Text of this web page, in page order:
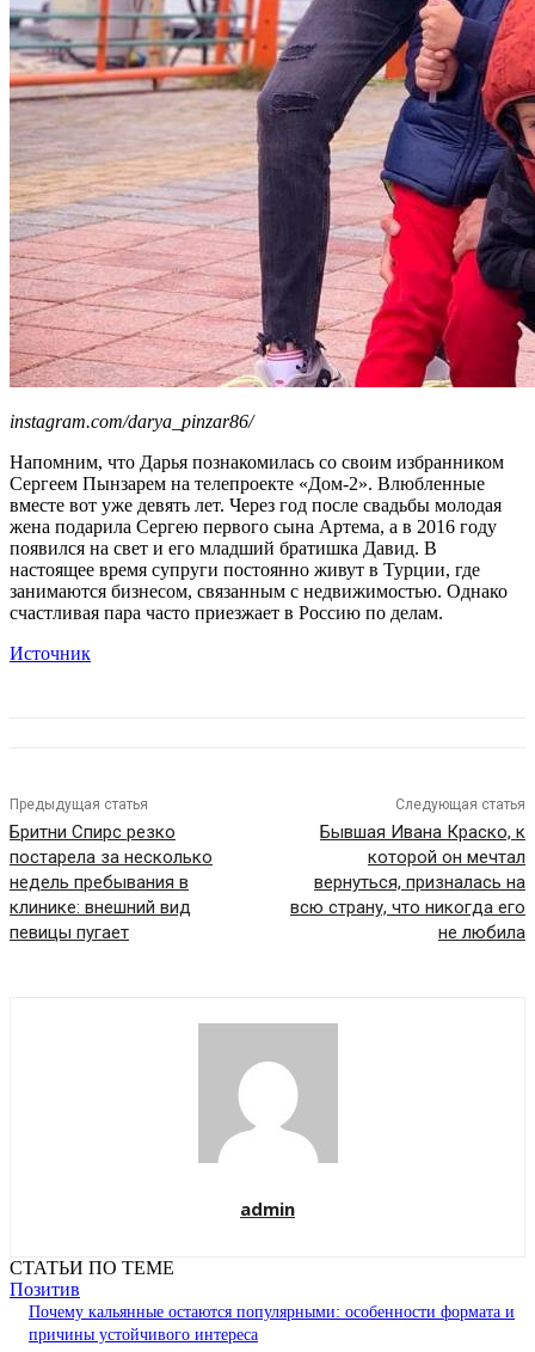
instagram.com/darya_pinzar86/
Напомним, что Дарья познакомилась со своим избранником
Сергеем Пынзарем на телепроекте «Дом-2». Влюбленные
вместе вот уже девять лет. Через год после свадьбы молодая
жена подарила Сергею первого сына Артема, а в 2016 году
появился на свет и его младший братишка Давид. В
настоящее время супруги постоянно живут в Турции, где
занимаются бизнесом, связанным с недвижимостью. Однако
счастливая пара часто приезжает в Россию по делам.
Источник
Предыдущая статья
Бритни Спирс резко
постарела за несколько
недель пребывания в
клинике: внешний вид
певицы пугает
Следующая статья
Бывшая Ивана Краско, к
которой он мечтал
вернуться, призналась на
всю страну, что никогда его
не любила
admin
СТАТЬИ ПО ТЕМЕ
Позитив
Почему кальянные остаются популярными: особенности формата и
причины устойчивого интереса